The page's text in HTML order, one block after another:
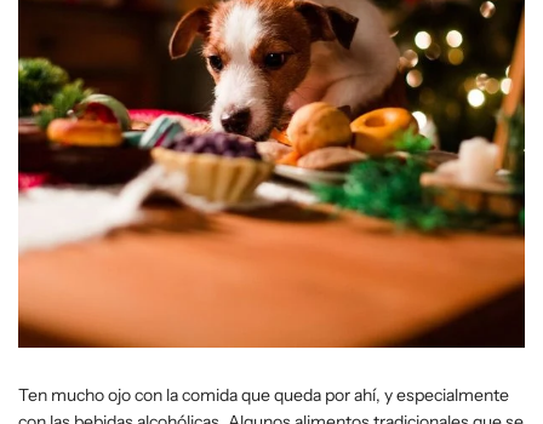
Ten mucho ojo con la comida que queda por ahí, y especialmente